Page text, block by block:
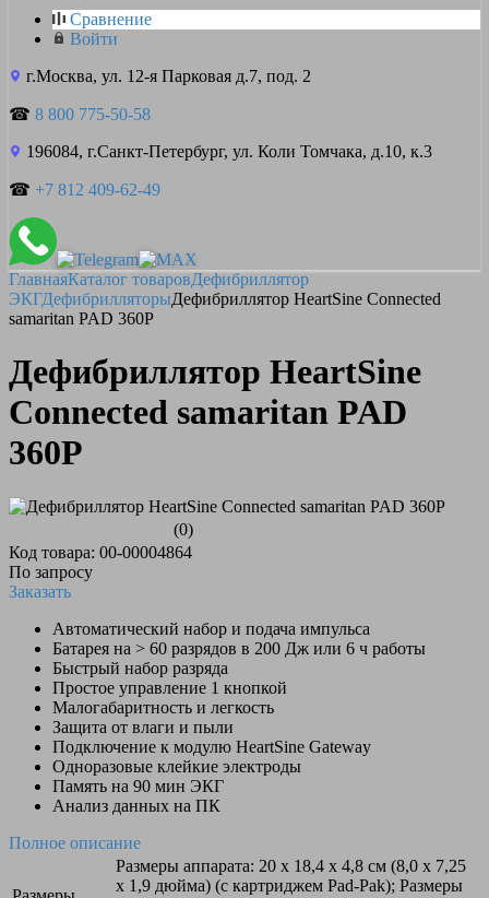
Сравнение
Войти
г.Москва, ул. 12-я Парковая д.7, под. 2
☎ 8 800 775-50-58
196084, г.Санкт-Петербург, ул. Коли Томчака, д.10, к.3
☎ +7 812 409-62-49
ГлавнаяКаталог товаровДефибриллятор
ЭКГДефибрилляторыДефибриллятор HeartSine Connected
samaritan PAD 360P
Дефибриллятор HeartSine
Connected samaritan PAD
360P
(0)
Код товара: 00-00004864
По запросу
Заказать
Автоматический набор и подача импульса
Батарея на > 60 разрядов в 200 Дж или 6 ч работы
Быстрый набор разряда
Простое управление 1 кнопкой
Малогабаритность и легкость
Защита от влаги и пыли
Подключение к модулю HeartSine Gateway
Одноразовые клейкие электроды
Память на 90 мин ЭКГ
Анализ данных на ПК
Полное описание
Размеры аппарата: 20 x 18,4 x 4,8 см (8,0 x 7,25
x 1,9 дюйма) (с картриджем Pad-Pak); Размеры